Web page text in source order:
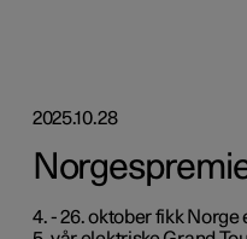
2025.10.28
4. - 26. oktober fikk